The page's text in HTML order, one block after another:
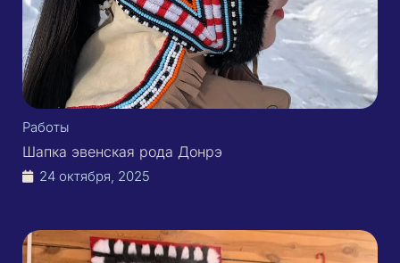
Работы
Шапка эвенская рода Донрэ
24 октября, 2025